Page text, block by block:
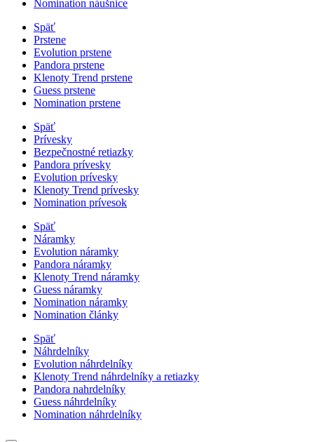
Nomination náušnice
Späť
Prstene
Evolution prstene
Pandora prstene
Klenoty Trend prstene
Guess prstene
Nomination prstene
Späť
Prívesky
Bezpečnostné retiazky
Pandora prívesky
Evolution prívesky
Klenoty Trend prívesky
Nomination prívesok
Späť
Náramky
Evolution náramky
Pandora náramky
Klenoty Trend náramky
Guess náramky
Nomination náramky
Nomination články
Späť
Náhrdelníky
Evolution náhrdelníky
Klenoty Trend náhrdelníky a retiazky
Pandora nahrdelníky
Guess náhrdelníky
Nomination náhrdelníky